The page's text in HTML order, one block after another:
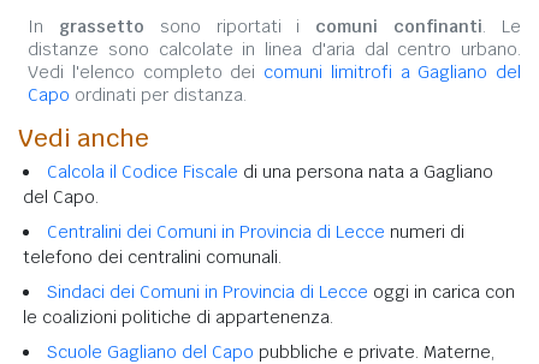
In grassetto sono riportati i comuni confinanti. Le
distanze sono calcolate in linea d'aria dal centro urbano.
Vedi l'elenco completo dei comuni limitrofi a Gagliano del
Capo ordinati per distanza.
Vedi anche
Calcola il Codice Fiscale di una persona nata a Gagliano
del Capo.
Centralini dei Comuni in Provincia di Lecce numeri di
telefono dei centralini comunali.
Sindaci dei Comuni in Provincia di Lecce oggi in carica con
le coalizioni politiche di appartenenza.
Scuole Gagliano del Capo pubbliche e private. Materne,